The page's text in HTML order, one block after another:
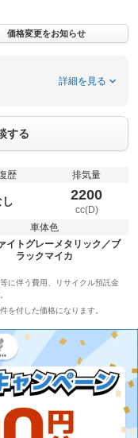
価格変更をお知らせ
詳細を見る
する
歴 排気量
2200
cc(D)
車体色
イトグレーメタリック／ブ
ラックマイカ
に伴う費用、リサイクル預託金
を付した価格になります。